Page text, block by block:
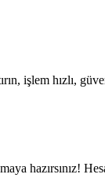
işlem hızlı,
hazırsınız!